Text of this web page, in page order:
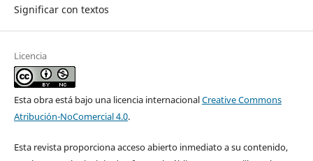
Significar con textos
Licencia
Esta obra está bajo una licencia internacionalCreative Commons
Atribución-NoComercial 4.0.
Esta revista proporciona acceso abierto inmediato a su contenido,